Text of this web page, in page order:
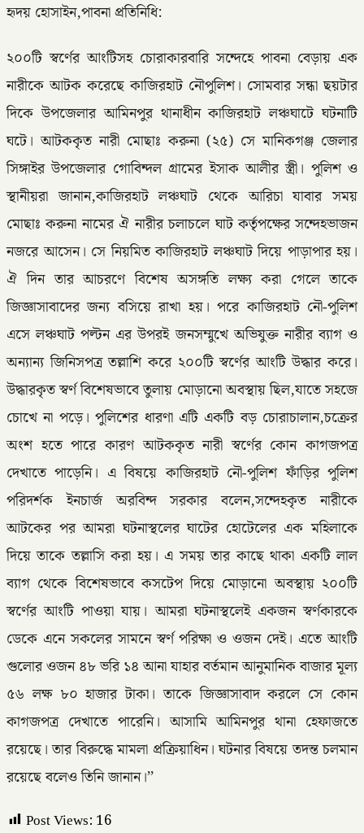
হৃদয় হোসাইন,পাবনা প্রতিনিধি:
২০০টি স্বর্ণের আংটিসহ চোরাকারবারি সন্দেহে পাবনা বেড়ায় এক
নারীকে আটক করেছে কাজিরহাট নৌপুলিশ। সোমবার সন্ধা ছয়টার
দিকে উপজেলার আমিনপুর থানাধীন কাজিরহাট লঞ্চঘাটে ঘটনাটি
ঘটে। আটককৃত নারী মোছাঃ করুনা (২৫) সে মানিকগঞ্জ জেলার
সিঙ্গাইর উপজেলার গোবিন্দল গ্রামের ইসাক আলীর স্ত্রী। পুলিশ ও
স্থানীয়রা জানান,কাজিরহাট লঞ্চঘাট থেকে আরিচা যাবার সময়
মোছাঃ করুনা নামের ঐ নারীর চলাচলে ঘাট কর্তৃপক্ষের সন্দেহভাজন
নজরে আসেন। সে নিয়মিত কাজিরহাট লঞ্চঘাট দিয়ে পাড়াপার হয়।
ঐ দিন তার আচরণে বিশেষ অসঙ্গতি লক্ষ্য করা গেলে তাকে
জিজ্ঞাসাবাদের জন্য বসিয়ে রাখা হয়। পরে কাজিরহাট নৌ-পুলিশ
এসে লঞ্চঘাট পল্টন এর উপরই জনসম্মুখে অভিযুক্ত নারীর ব্যাগ ও
অন্যান্য জিনিসপত্র তল্লাশি করে ২০০টি স্বর্ণের আংটি উদ্ধার করে।
উদ্ধারকৃত স্বর্ণ বিশেষভাবে তুলায় মোড়ানো অবস্থায় ছিল,যাতে সহজে
চোখে না পড়ে। পুলিশের ধারণা এটি একটি বড় চোরাচালান,চক্রের
অংশ হতে পারে কারণ আটককৃত নারী স্বর্ণের কোন কাগজপত্র
দেখাতে পাড়েনি। এ বিষয়ে কাজিরহাট নৌ-পুলিশ ফাঁড়ির পুলিশ
পরিদর্শক ইনচার্জ অরবিন্দ সরকার বলেন,সন্দেহকৃত নারীকে
আটকের পর আমরা ঘটনাস্থলের ঘাটের হোটেলের এক মহিলাকে
দিয়ে তাকে তল্লাসি করা হয়। এ সময় তার কাছে থাকা একটি লাল
ব্যাগ থেকে বিশেষভাবে কসটেপ দিয়ে মোড়ানো অবস্থায় ২০০টি
স্বর্ণের আংটি পাওয়া যায়। আমরা ঘটনাস্থলেই একজন স্বর্ণকারকে
ডেকে এনে সকলের সামনে স্বর্ণ পরিক্ষা ও ওজন দেই। এতে আংটি
গুলোর ওজন ৪৮ ভরি ১৪ আনা যাহার বর্তমান আনুমানিক বাজার মূল্য
৫৬ লক্ষ ৮০ হাজার টাকা। তাকে জিজ্ঞাসাবাদ করলে সে কোন
কাগজপত্র দেখাতে পারেনি। আসামি আমিনপুর থানা হেফাজতে
রয়েছে। তার বিরুদ্ধে মামলা প্রক্রিয়াধিন। ঘটনার বিষয়ে তদন্ত চলমান
রয়েছে বলেও তিনি জানান।’’
Post Views: 16